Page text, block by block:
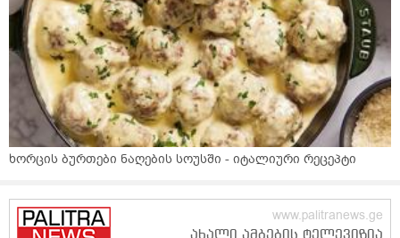
ხორცის ბურთები ნაღების სოუსში - იტალიური რეცეპტი